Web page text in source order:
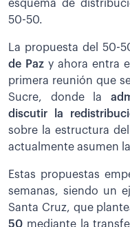
esquema de
50-50.
La propuesta del 50-
de Paz y ahora entra
primera reunión que
Sucre, donde la
discutir la
sobre la estructura
actualmente asumen
Estas propuestas
semanas, siendo un
Santa Cruz, que
50 mediante la